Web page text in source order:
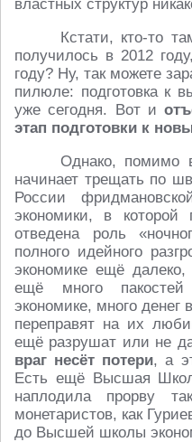
властных структур
Кстати, кто-то
получилось в 2012
году? Ну, так можете
пилюле: подготовка к
уже сегодня. Вот и
этап подготовки к
Однако, помимо
начинает трещать по
России
экономики, в которой
отведена роль
полного идейного
экономике ещё
ещё много пакостей
экономике, много денег
переправят на их
ещё разрушат или не
враг несёт потери, а
Есть ещё Высшая
наплодила прорву
монетаристов, как
до Высшей школы